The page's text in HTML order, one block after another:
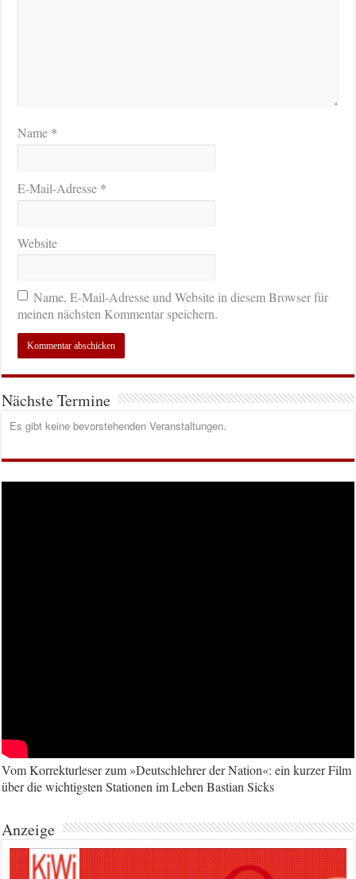
Name *
E-Mail-Adresse *
Website
Name, E-Mail-Adresse und Website in diesem Browser für
meinen nächsten Kommentar speichern.
Nächste Termine
Es gibt keine bevorstehenden Veranstaltungen.
Vom Korrekturleser zum »Deutschlehrer der Nation«: ein kurzer Film
über die wichtigsten Stationen im Leben Bastian Sicks
Anzeige